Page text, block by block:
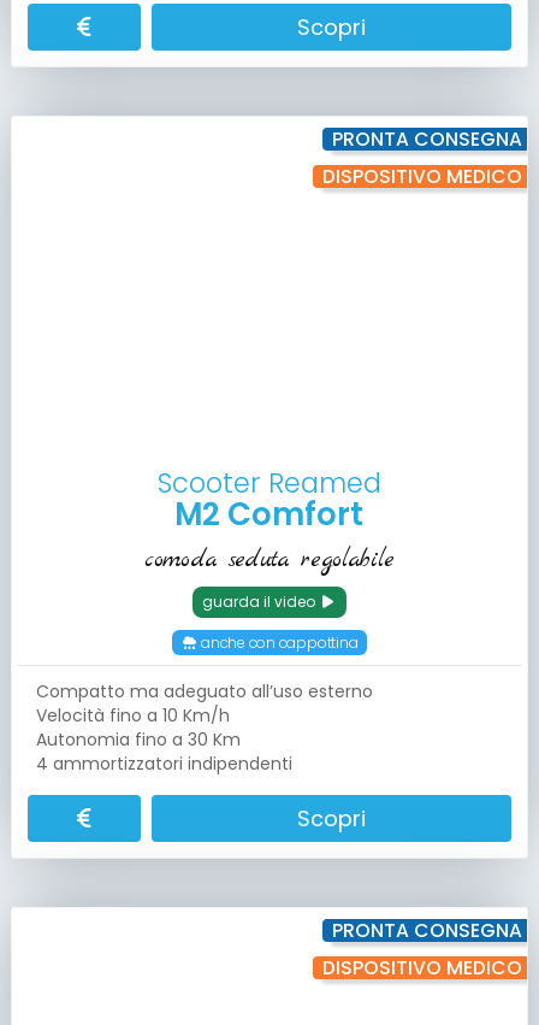
Scopri
PRONTA CONSEGNA
DISPOSITIVO MEDICO
Scooter Reamed
M2 Comfort
comoda seduta regolabile
guarda il video
anche con cappottina
Compatto ma adeguato all’uso esterno
Velocità fino a 10 Km/h
Autonomia fino a 30 Km
4 ammortizzatori indipendenti
Scopri
PRONTA CONSEGNA
DISPOSITIVO MEDICO